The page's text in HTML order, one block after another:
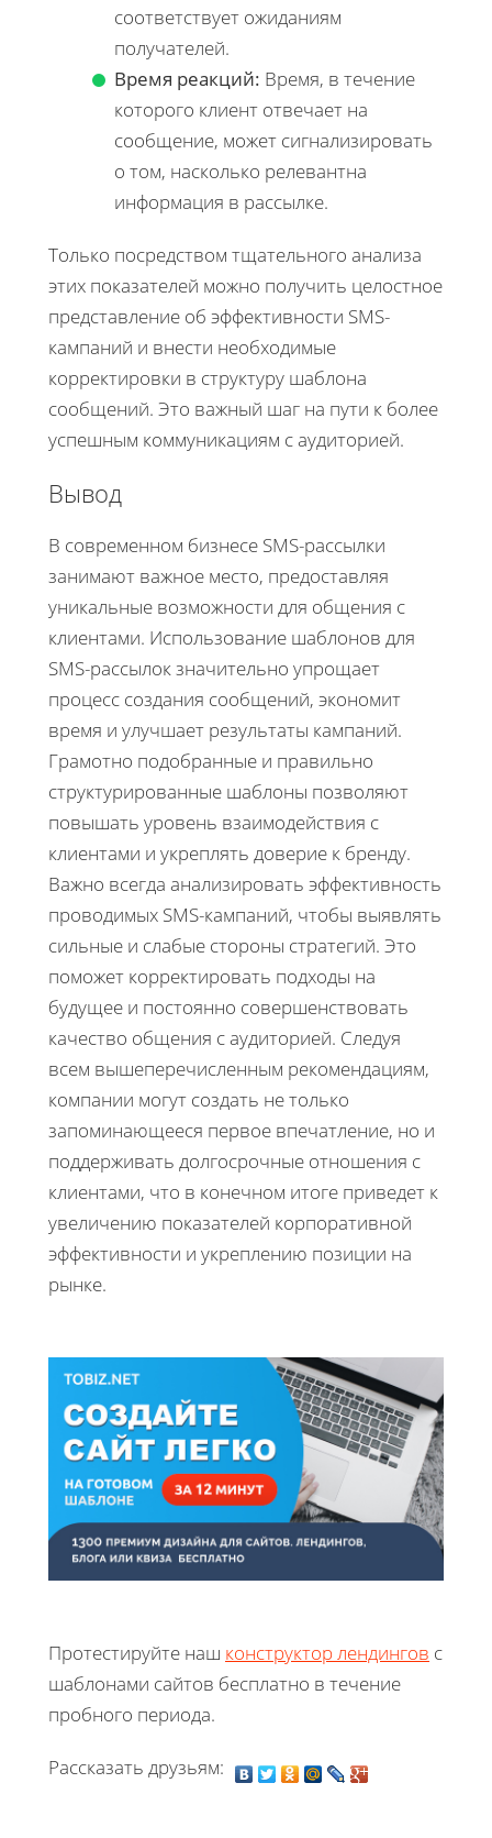
соответствует ожиданиям
получателей.
Время реакций: Время, в течение
которого клиент отвечает на
сообщение, может сигнализировать
о том, насколько релевантна
информация в рассылке.
Только посредством тщательного анализа
этих показателей можно получить целостное
представление об эффективности SMS-
кампаний и внести необходимые
корректировки в структуру шаблона
сообщений. Это важный шаг на пути к более
успешным коммуникациям с аудиторией.
Вывод
В современном бизнесе SMS-рассылки
занимают важное место, предоставляя
уникальные возможности для общения с
клиентами. Использование шаблонов для
SMS-рассылок значительно упрощает
процесс создания сообщений, экономит
время и улучшает результаты кампаний.
Грамотно подобранные и правильно
структурированные шаблоны позволяют
повышать уровень взаимодействия с
клиентами и укреплять доверие к бренду.
Важно всегда анализировать эффективность
проводимых SMS-кампаний, чтобы выявлять
сильные и слабые стороны стратегий. Это
поможет корректировать подходы на
будущее и постоянно совершенствовать
качество общения с аудиторией. Следуя
всем вышеперечисленным рекомендациям,
компании могут создать не только
запоминающееся первое впечатление, но и
поддерживать долгосрочные отношения с
клиентами, что в конечном итоге приведет к
увеличению показателей корпоративной
эффективности и укреплению позиции на
рынке.
Протестируйте наш конструктор лендингов с
шаблонами сайтов бесплатно в течение
пробного периода.
Рассказать друзьям: